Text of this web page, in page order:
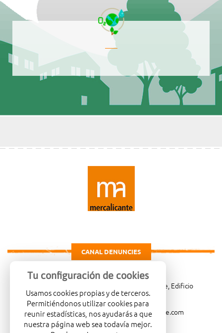
CANAL DENUNCIES
Carretera de Madrid Km. 4, 03007 Alicante, Edificio
Administrativo, planta 3ª
966081001
merca@mercalicante.com
Tu configuración de cookies
Usamos cookies propias y de terceros.
Permitiéndonos utilizar cookies para
reunir estadísticas, nos ayudarás a que
nuestra página web sea todavía mejor.